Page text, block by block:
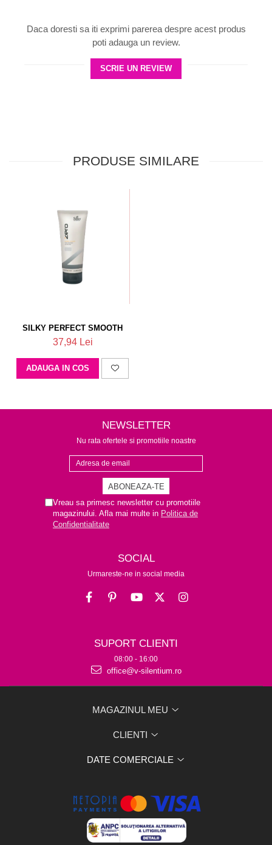
Daca doresti sa iti exprimi parerea despre acest produs
poti adauga un review.
SCRIE UN REVIEW
PRODUSE SIMILARE
SILKY PERFECT SMOOTH
37,94 Lei
ADAUGA IN COS
NEWSLETTER
Nu rata ofertele si promotiile noastre
Vreau sa primesc newsletter cu promotiile
magazinului. Afla mai multe in Politica de
Confidentialitate
SOCIAL
Urmareste-ne in social media
SUPORT CLIENTI
08:00 - 16:00
office@v-silentium.ro
MAGAZINUL MEU
CLIENTI
DATE COMERCIALE